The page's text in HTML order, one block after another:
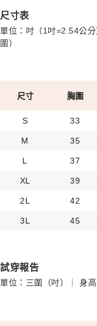
尺寸表
單位：吋（1吋=2.54公
圍）
尺寸 胸圍
S 33
M 35
L 37
XL 39
2L 42
3L 45
試穿報告
單位：三圍（吋）｜ 身